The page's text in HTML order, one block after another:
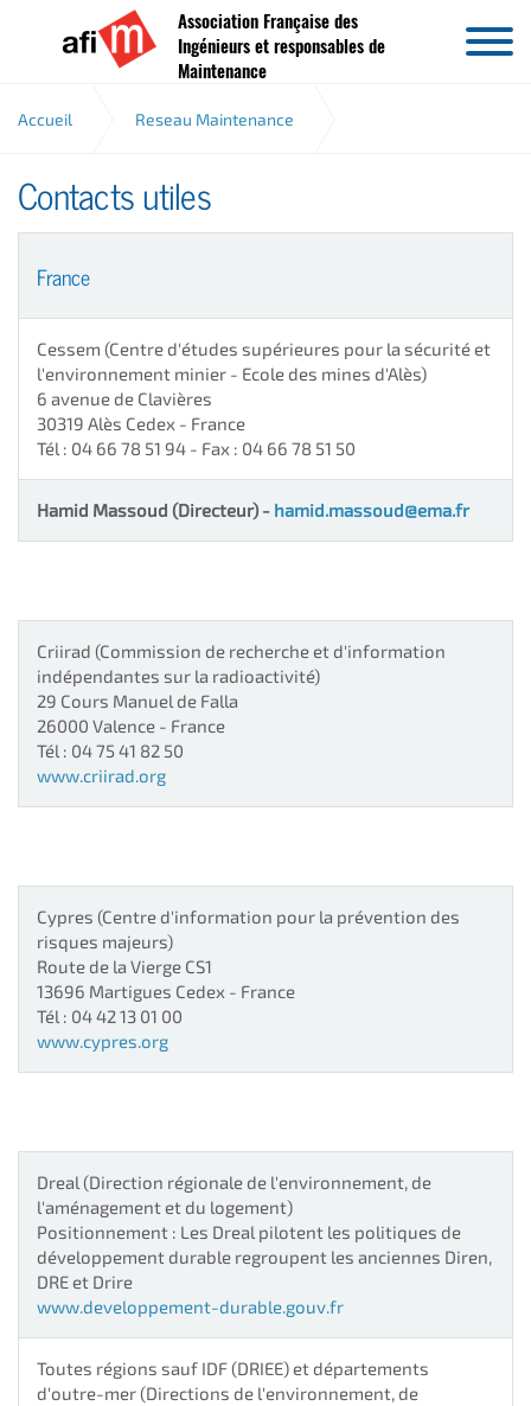
Aller au contenu
Association Française des
Ingénieurs et responsables de
Maintenance
Accueil Reseau Maintenance
Contacts utiles
Contacts utiles
France
Cessem (Centre d'études supérieures pour la sécurité et
l'environnement minier - Ecole des mines d'Alès)
6 avenue de Clavières
30319 Alès Cedex - France
Tél : 04 66 78 51 94 - Fax : 04 66 78 51 50
Hamid Massoud (Directeur) - hamid.massoud@ema.fr
Criirad (Commission de recherche et d'information
indépendantes sur la radioactivité)
29 Cours Manuel de Falla
26000 Valence - France
Tél : 04 75 41 82 50
www.criirad.org
Cypres (Centre d'information pour la prévention des
risques majeurs)
Route de la Vierge CS1
13696 Martigues Cedex - France
Tél : 04 42 13 01 00
www.cypres.org
Dreal (Direction régionale de l'environnement, de
l'aménagement et du logement)
Positionnement : Les Dreal pilotent les politiques de
développement durable regroupent les anciennes Diren,
DRE et Drire
www.developpement-durable.gouv.fr
Toutes régions sauf IDF (DRIEE) et départements
d'outre-mer (Directions de l'environnement, de